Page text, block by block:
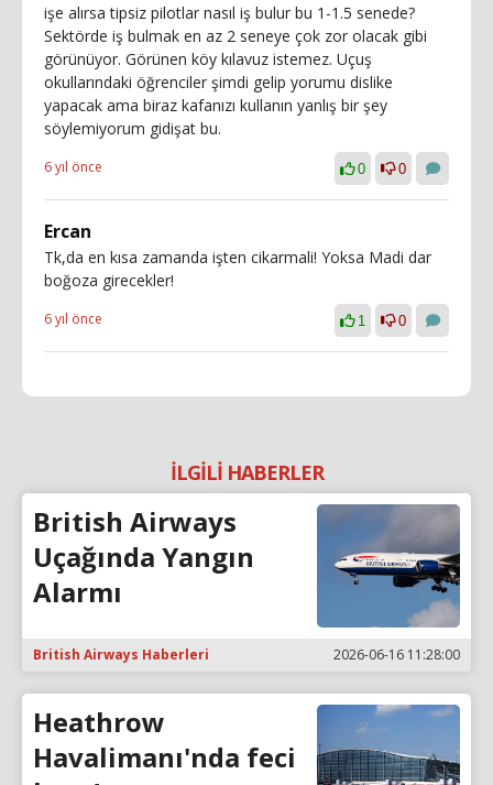
işe alırsa tipsiz pilotlar nasıl iş bulur bu 1-1.5 senede?
Sektörde iş bulmak en az 2 seneye çok zor olacak gibi
görünüyor. Görünen köy kılavuz istemez. Uçuş
okullarındaki öğrenciler şimdi gelip yorumu dislike
yapacak ama biraz kafanızı kullanın yanlış bir şey
söylemiyorum gidişat bu.
6 yıl önce 0 0
Ercan
Tk,da en kısa zamanda işten cikarmali! Yoksa Madi dar
boğoza girecekler!
6 yıl önce 1 0
İLGİLİ HABERLER
British Airways
Uçağında Yangın
Alarmı
British Airways Haberleri 2026-06-16 11:28:00
Heathrow
Havalimanı'nda feci